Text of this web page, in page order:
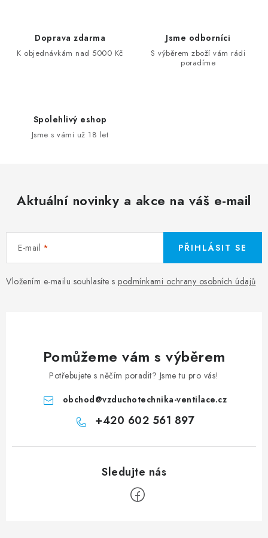
Doprava zdarma
K objednávkám nad 5000 Kč
Jsme odborníci
S výběrem zboží vám rádi
poradíme
Spolehlivý eshop
Jsme s vámi už 18 let
Aktuální novinky a akce na váš e-mail
E-mail
Vložením e-mailu souhlasíte s podmínkami ochrany osobních údajů
PŘIHLÁSIT SE
Pomůžeme vám s výběrem
Potřebujete s něčím poradit? Jsme tu pro vás!
obchod@vzduchotechnika-ventilace.cz
+420 602 561 897